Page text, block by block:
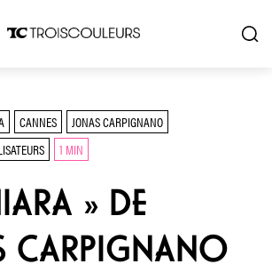
CANNES
JONAS CARPIGNANO
1 MIN
» DE
CARPIGNANO